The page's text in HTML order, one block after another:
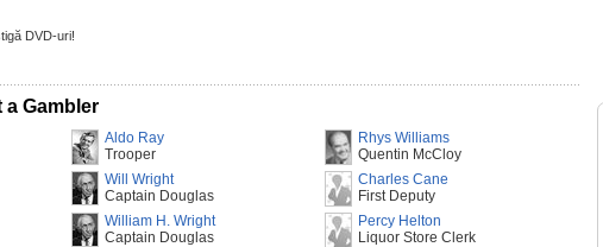
DVD-uri!
a Gambler
Aldo Ray
Trooper
Rhys Williams
Quentin McCloy
Will Wright
Captain Douglas
Charles Cane
First Deputy
William H. Wright
Captain Douglas
Percy Helton
Liquor Store Clerk